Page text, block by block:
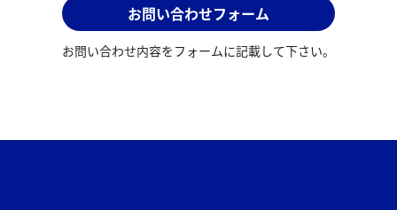
お問い合わせフォーム
お問い合わせ内容をフォームに記載して下さい。